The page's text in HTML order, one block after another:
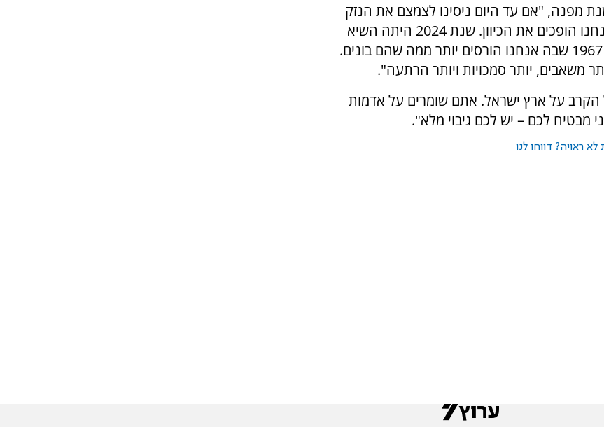
סמוטריץ’ הבהיר כי שנת 2025 תהיה שנת מפנה, "אם עד היום ניסינו לצמצם את הנזק
ולרסן את ההשתלטות הערבית על הקרקע, עכשיו אנחנו הופכים את הכיוון. שנת 2024 היתה השיא
בהריסות ו-2025 צריכה להיות השנה הראשונה מאז 1967 שבה אנחנו הורסים יותר ממה שהם בונים.
משאבים, יותר סמכויות ויותר הרתעה".
על ארץ ישראל. אתם שומרים על אדמות
מבטיח לכם – יש לכם גיבוי מלא".
ראויה? דווחו לנו